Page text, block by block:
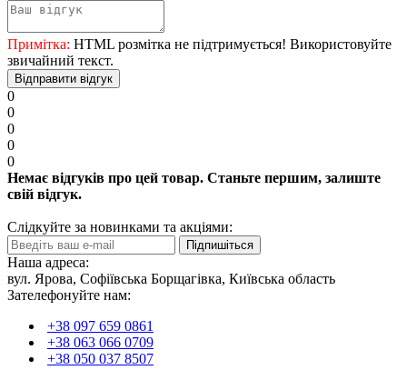
Примітка: HTML розмітка не підтримується! Використовуйте
звичайний текст.
Відправити відгук
0
0
0
0
0
Немає відгуків про цей товар. Станьте першим, залиште
свій відгук.
Слідкуйте за новинками та акціями:
Підпишіться
Наша адреса:
вул. Ярова, Софіївська Борщагівка, Київська область
Зателефонуйте нам:
+38 097 659 0861
+38 063 066 0709
+38 050 037 8507